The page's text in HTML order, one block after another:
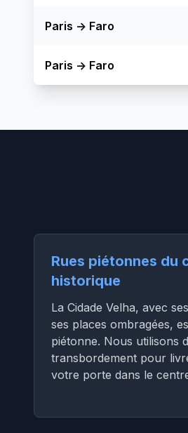
Paris -> Faro
Paris -> Faro
Rues piétonnes du
historique
La Cidade Velha, avec
ses places ombragées,
piétonne. Nous utilisons
transbordement pour
votre porte dans le